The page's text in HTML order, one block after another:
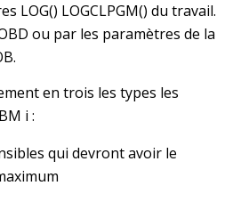
LOG() LOGCLPGM() du travail.
ou par les paramètres de la
en trois les types les
i :
qui devront avoir le